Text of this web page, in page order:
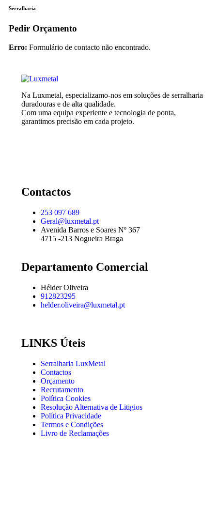
Serralharia
Pedir Orçamento
Erro: Formulário de contacto não encontrado.
Na Luxmetal, especializamo-nos em soluções de serralharia
duradouras e de alta qualidade.
Com uma equipa experiente e tecnologia de ponta,
garantimos precisão em cada projeto.
Contactos
253 097 689
Geral@luxmetal.pt
Avenida Barros e Soares Nº 367
4715 -213 Nogueira Braga
Departamento Comercial
Hélder Oliveira
912823295
helder.oliveira@luxmetal.pt
LINKS Úteis
Serralharia LuxMetal
Contactos
Orçamento
Recrutamento
Política Cookies
Resolução Alternativa de Litigios
Política Privacidade
Termos e Condições
Livro de Reclamações